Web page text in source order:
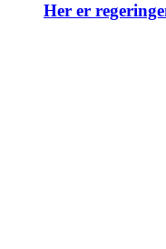
Her er